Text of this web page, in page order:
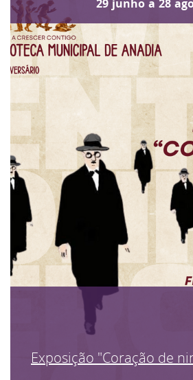
29 junho a 28
Exposição "Coração de